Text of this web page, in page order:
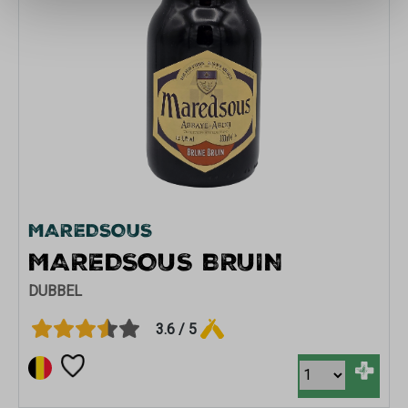
MAREDSOUS
MAREDSOUS BRUIN
DUBBEL
3.6 / 5
+